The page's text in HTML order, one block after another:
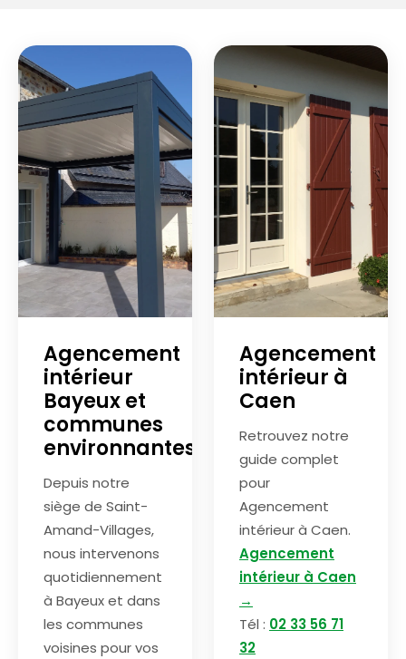
Agencement
intérieur
Bayeux et
communes
environnantes
Depuis notre
siège de Saint-
Amand-Villages,
nous intervenons
quotidiennement
à Bayeux et dans
les communes
voisines pour vos
Agencement
intérieur à
Caen
Retrouvez notre
guide complet
pour
Agencement
intérieur à Caen.
Agencement
intérieur à Caen
→
Tél : 02 33 56 71
32